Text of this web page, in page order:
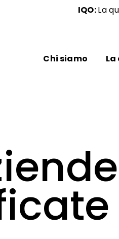
IQO:La
Chi siamo